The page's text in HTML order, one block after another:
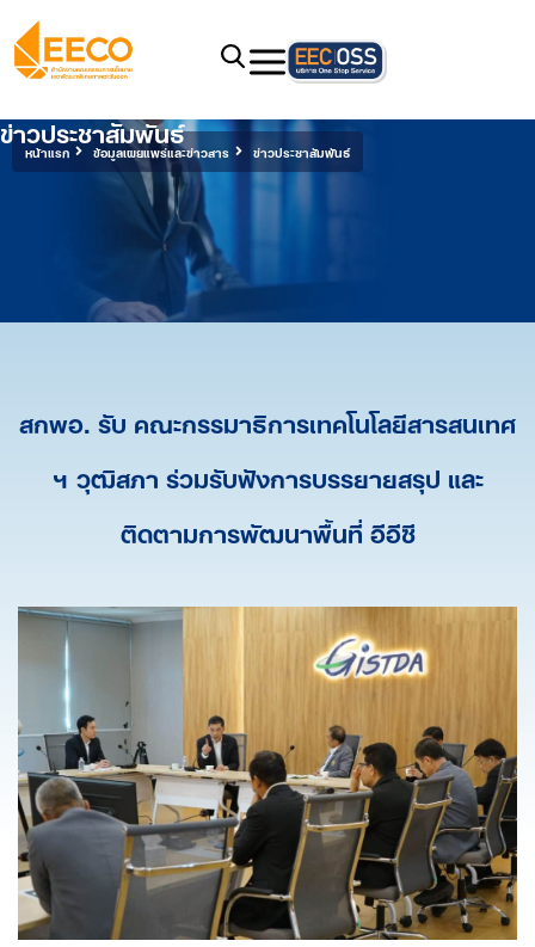
หน้าแรก ข้อมูลเผยแพร่และข่าวสาร ข่าวประชาสัมพันธ์
ข่าวประชาสัมพันธ์
สกพอ. รับ คณะกรรมาธิการเทคโนโลยีสารสนเทศ
ฯ วุฒิสภา ร่วมรับฟังการบรรยายสรุป และ
ติดตามการพัฒนาพื้นที่ อีอีซี